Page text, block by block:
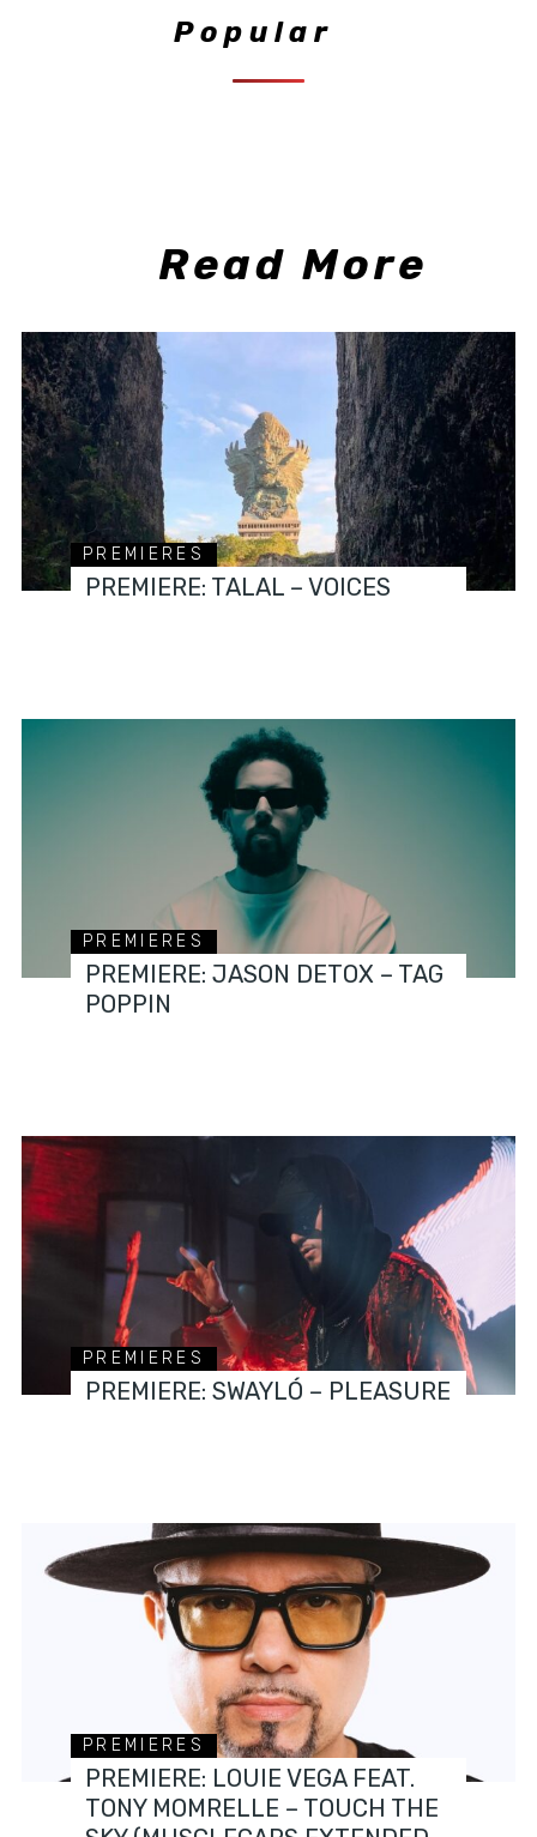
Popular
Read More
PREMIERES
PREMIERE: TALAL – VOICES
PREMIERES
PREMIERE: JASON DETOX – TAG
POPPIN
PREMIERES
PREMIERE: SWAYLÓ – PLEASURE
PREMIERES
PREMIERE: LOUIE VEGA FEAT.
TONY MOMRELLE – TOUCH THE